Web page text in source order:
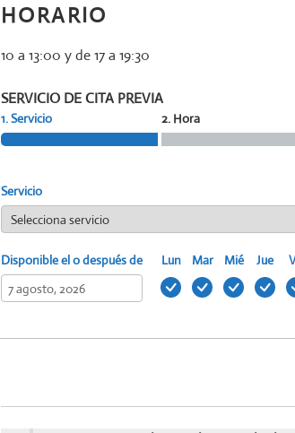
HORARIO
10 a 13:00 y de 17 a 19:30
SERVICIO DE CITA PREVIA
1. Servicio 2. Hora
Servicio
Disponible el o después de Lun Mar Mié Jue